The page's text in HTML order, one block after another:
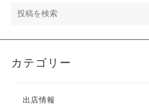
カテゴリー
出店情報